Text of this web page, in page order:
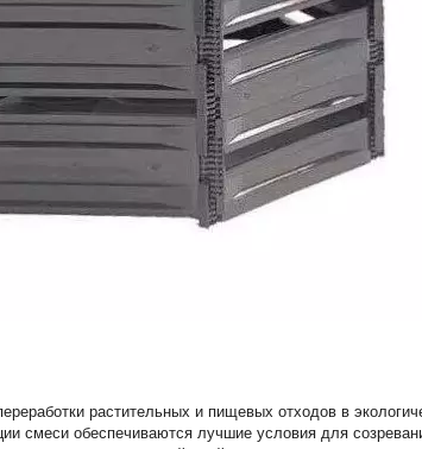
растительных и пищевых отходов в
смеси обеспечиваются лучшие условия для